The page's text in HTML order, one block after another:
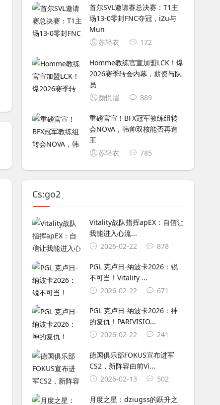
首尔SVL邀请赛总决赛：T1主
场13-0零封FNC夺冠，iZu与
Mun
苏轻衣
172
Homme教练官宣加盟LCK！爆
2026赛季转会内幕，薪资与队
员
颜悦眉
889
重磅官宣！BFX冠军教练组转
会NOVA，韩帅双核能否再造
王
苏轻衣
785
Cs:go2
Vitality战队指挥apEX：自信让
我能进入心流...
2026-02-22
878
PGL 克卢日-纳波卡2026：锐
不可当！Vitality ...
2026-02-22
671
PGL 克卢日-纳波卡2026：神
的复仇！PARIVISIO...
2026-02-22
241
德国俱乐部FOKUS宣布进军
CS2，新阵容由前Vi...
2026-02-13
502
月度之星：dziugss的跃升之